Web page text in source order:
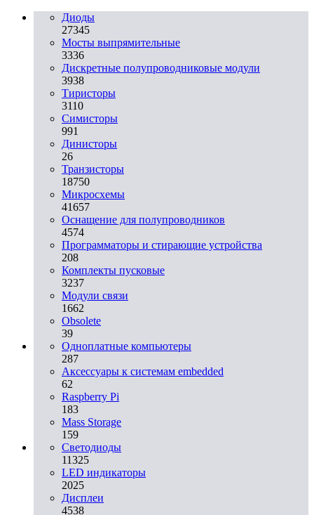
Диоды
27345
Мосты выпрямительные
3336
Дискретные полупроводниковые модули
3938
Тиристоры
3110
Симисторы
991
Динисторы
26
Транзисторы
18750
Микросхемы
41657
Оснащение для полупроводников
4574
Программаторы и стирающие устройства
208
Комплекты пусковые
3237
Модули связи
1662
Obsolete
39
Одноплатные компьютеры
287
Аксессуары к системам embedded
62
Raspberry Pi
183
Mass Storage
159
Светодиоды
11325
LED индикаторы
2025
Дисплеи
4538